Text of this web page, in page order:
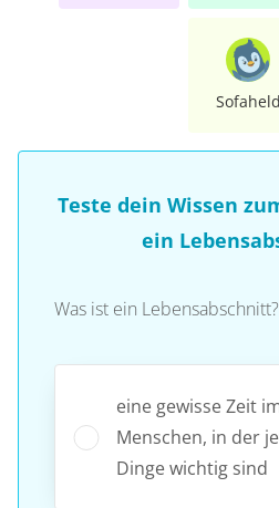
Sofaheld
Teste dein Wissen
ein
Was ist ein Lebensabschnitt?
eine gewisse Zeit
Menschen, in der
Dinge wichtig sind